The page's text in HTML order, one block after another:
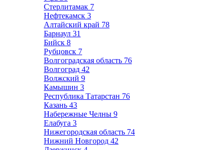
Стерлитамак 7
Нефтекамск 3
Алтайский край 78
Барнаул 31
Бийск 8
Рубцовск 7
Волгоградская область 76
Волгоград 42
Волжский 9
Камышин 3
Республика Татарстан 76
Казань 43
Набережные Челны 9
Елабуга 3
Нижегородская область 74
Нижний Новгород 42